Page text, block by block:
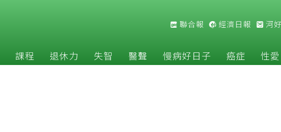
聯合報 經濟日報 河
課程 退休力 失智 醫聲 慢病好日子 癌症 性愛